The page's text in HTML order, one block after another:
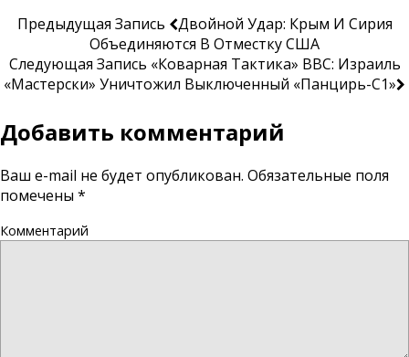
Предыдущая Запись
Двойной Удар: Крым И Сирия
Объединяются В Отместку США
Следующая Запись «Коварная Тактика» ВВС: Израиль
«мастерски» Уничтожил Выключенный «Панцирь-С1»
Добавить комментарий
Ваш e-mail не будет опубликован. Обязательные поля
помечены *
Комментарий